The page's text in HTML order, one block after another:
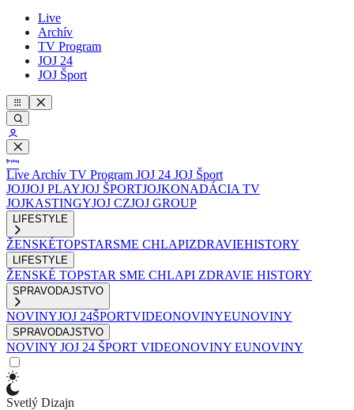
Live
Archív
TV Program
JOJ 24
JOJ Šport
Live Archív TV Program JOJ 24 JOJ Šport
JOJJOJ PLAYJOJ ŠPORTJOJKONADÁCIA TV
JOJKASTINGYJOJ CZJOJ GROUP
LIFESTYLE
ŽENSKÉTOPSTARSME CHLAPIZDRAVIEHISTORY
LIFESTYLE
ŽENSKÉ TOPSTAR SME CHLAPI ZDRAVIE HISTORY
SPRAVODAJSTVO
NOVINYJOJ 24ŠPORTVIDEONOVINYEUNOVINY
SPRAVODAJSTVO
NOVINY JOJ 24 ŠPORT VIDEONOVINY EUNOVINY
Svetlý Dizajn